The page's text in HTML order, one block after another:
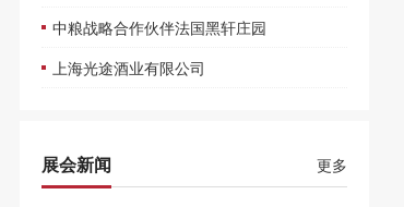
中粮战略合作伙伴法国黑轩庄园
上海光途酒业有限公司
展会新闻 更多